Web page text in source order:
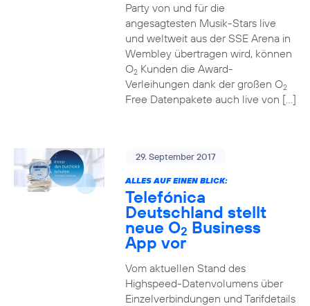
Party von und für die
angesagtesten Musik-Stars live
und weltweit aus der SSE Arena in
Wembley übertragen wird, können
O2Kunden die Award-
Verleihungen dank der großen O2
Free Datenpakete auch live von […]
29. September 2017
ALLES AUF EINEN BLICK:
Telefónica
Deutschland stellt
neue O2 Business
App vor
Vom aktuellen Stand des
Highspeed-Datenvolumens über
Einzelverbindungen und Tarifdetails